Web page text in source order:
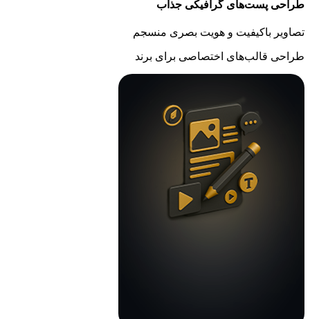
طراحی پست‌های گرافیکی جذاب
تصاویر باکیفیت و هویت بصری منسجم
طراحی قالب‌های اختصاصی برای برند